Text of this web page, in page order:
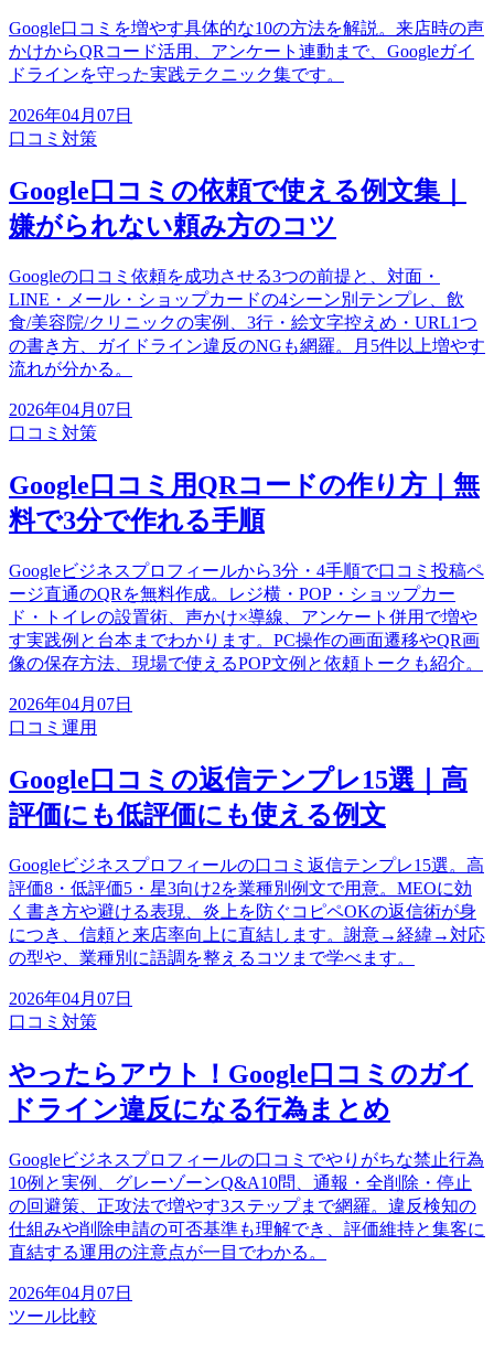
Google口コミを増やす具体的な10の方法を解説。来店時の声
かけからQRコード活用、アンケート連動まで、Googleガイ
ドラインを守った実践テクニック集です。
2026年04月07日
口コミ対策
Google口コミの依頼で使える例文集｜
嫌がられない頼み方のコツ
Googleの口コミ依頼を成功させる3つの前提と、対面・
LINE・メール・ショップカードの4シーン別テンプレ、飲
食/美容院/クリニックの実例、3行・絵文字控えめ・URL1つ
の書き方、ガイドライン違反のNGも網羅。月5件以上増やす
流れが分かる。
2026年04月07日
口コミ対策
Google口コミ用QRコードの作り方｜無
料で3分で作れる手順
Googleビジネスプロフィールから3分・4手順で口コミ投稿ペ
ージ直通のQRを無料作成。レジ横・POP・ショップカー
ド・トイレの設置術、声かけ×導線、アンケート併用で増や
す実践例と台本までわかります。PC操作の画面遷移やQR画
像の保存方法、現場で使えるPOP文例と依頼トークも紹介。
2026年04月07日
口コミ運用
Google口コミの返信テンプレ15選｜高
評価にも低評価にも使える例文
Googleビジネスプロフィールの口コミ返信テンプレ15選。高
評価8・低評価5・星3向け2を業種別例文で用意。MEOに効
く書き方や避ける表現、炎上を防ぐコピペOKの返信術が身
につき、信頼と来店率向上に直結します。謝意→経緯→対応
の型や、業種別に語調を整えるコツまで学べます。
2026年04月07日
口コミ対策
やったらアウト！Google口コミのガイ
ドライン違反になる行為まとめ
Googleビジネスプロフィールの口コミでやりがちな禁止行為
10例と実例、グレーゾーンQ&A10問、通報・全削除・停止
の回避策、正攻法で増やす3ステップまで網羅。違反検知の
仕組みや削除申請の可否基準も理解でき、評価維持と集客に
直結する運用の注意点が一目でわかる。
2026年04月07日
ツール比較